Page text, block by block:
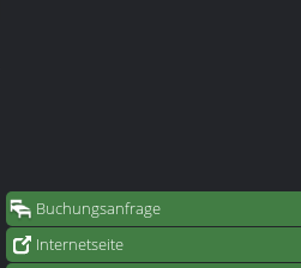
Buchungsanfrage
Internetseite